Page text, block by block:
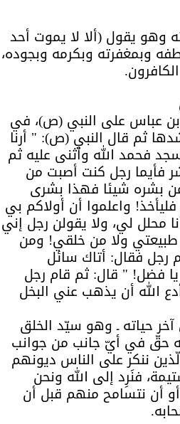
وهو يقول (ألا لا يموت أحد
وبمغفرته وبكرمه وبجوده،
بن عباس على النبي (ص)، في
ثم قال النبي (ص): " أرنا
فحمد الله وأثنى عليه ثم
فأيما رجل كنت أصبت من
بشره شيئا فهذا بشرى
واعلموا أن أولاكم بي
محلل لي، ولا يقولن رجل إني
طبيعتي ولا من خلقي! ومن
فقال: أتاك سائل
فضل! " قال: ثم قام رجل
الله أن يذهب عني البخل
حياته ـ وهو سيّد الخلق
حقّ في أيّ جانب من جوانب
ننكر على الناس ديونهم
فنَرِد إلى الله ونحن
أن نتسامح منهم قبل أن